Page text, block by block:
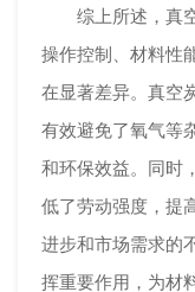
综上所述，真
操作控制、材料性
在显著差异。真空
有效避免了氧气等
和环保效益。同时
低了劳动强度，提
进步和市场需求的
挥重要作用，为材